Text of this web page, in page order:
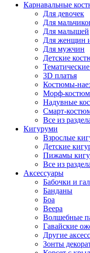
Карнавальные
Для девочек
Для
Для малышей
Для женщин
Для мужчин
Детские
3D платья
Костюмы-
Морф-
Надувные
Смарт-
Все из
Кигуруми
Взрослые
Детские
Пижамы
Все из
Аксессуары
Бабочки и
Банданы
Боа
Веера
Волшебные
Гавайские
Другие
Зонты